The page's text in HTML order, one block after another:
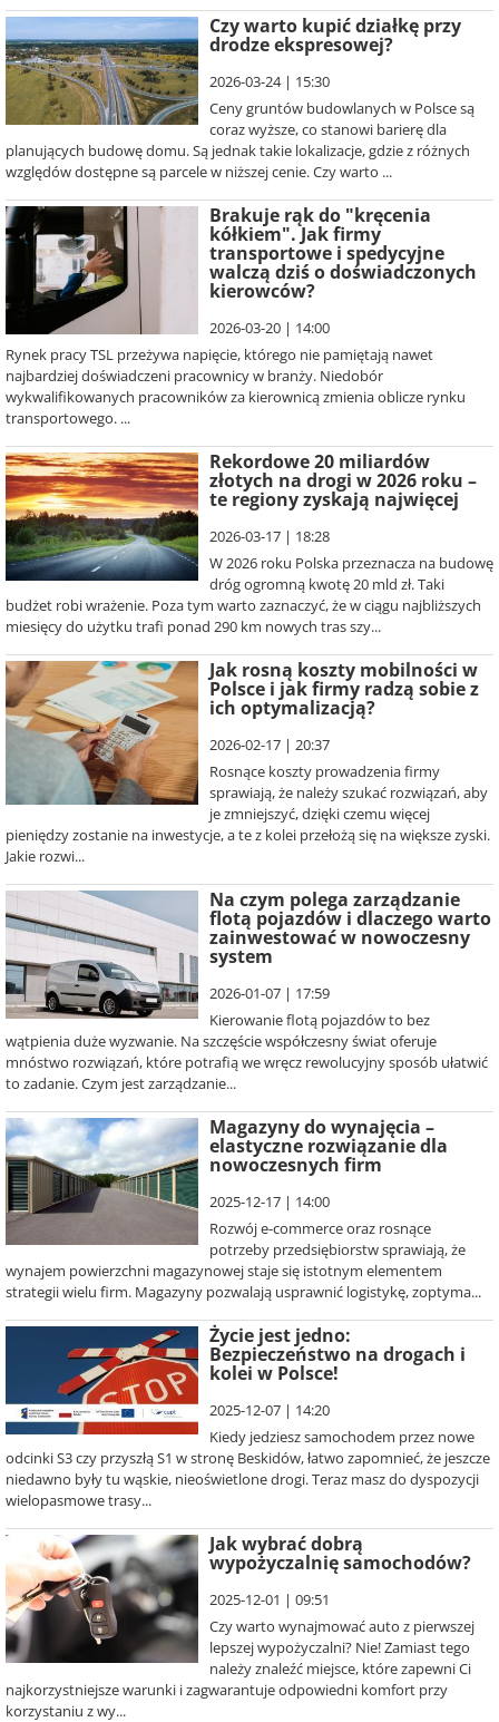
Czy warto kupić działkę przy
drodze ekspresowej?
2026-03-24 | 15:30
Ceny gruntów budowlanych w Polsce są
coraz wyższe, co stanowi barierę dla
planujących budowę domu. Są jednak takie lokalizacje, gdzie z różnych
względów dostępne są parcele w niższej cenie. Czy warto ...
Brakuje rąk do "kręcenia
kółkiem". Jak firmy
transportowe i spedycyjne
walczą dziś o doświadczonych
kierowców?
2026-03-20 | 14:00
Rynek pracy TSL przeżywa napięcie, którego nie pamiętają nawet
najbardziej doświadczeni pracownicy w branży. Niedobór
wykwalifikowanych pracowników za kierownicą zmienia oblicze rynku
transportowego. ...
Rekordowe 20 miliardów
złotych na drogi w 2026 roku –
te regiony zyskają najwięcej
2026-03-17 | 18:28
W 2026 roku Polska przeznacza na budowę
dróg ogromną kwotę 20 mld zł. Taki
budżet robi wrażenie. Poza tym warto zaznaczyć, że w ciągu najbliższych
miesięcy do użytku trafi ponad 290 km nowych tras szy...
Jak rosną koszty mobilności w
Polsce i jak firmy radzą sobie z
ich optymalizacją?
2026-02-17 | 20:37
Rosnące koszty prowadzenia firmy
sprawiają, że należy szukać rozwiązań, aby
je zmniejszyć, dzięki czemu więcej
pieniędzy zostanie na inwestycje, a te z kolei przełożą się na większe zyski.
Jakie rozwi...
Na czym polega zarządzanie
flotą pojazdów i dlaczego warto
zainwestować w nowoczesny
system
2026-01-07 | 17:59
Kierowanie flotą pojazdów to bez
wątpienia duże wyzwanie. Na szczęście współczesny świat oferuje
mnóstwo rozwiązań, które potrafią we wręcz rewolucyjny sposób ułatwić
to zadanie. Czym jest zarządzanie...
Magazyny do wynajęcia –
elastyczne rozwiązanie dla
nowoczesnych firm
2025-12-17 | 14:00
Rozwój e-commerce oraz rosnące
potrzeby przedsiębiorstw sprawiają, że
wynajem powierzchni magazynowej staje się istotnym elementem
strategii wielu firm. Magazyny pozwalają usprawnić logistykę, zoptyma...
Życie jest jedno:
Bezpieczeństwo na drogach i
kolei w Polsce!
2025-12-07 | 14:20
Kiedy jedziesz samochodem przez nowe
odcinki S3 czy przyszłą S1 w stronę Beskidów, łatwo zapomnieć, że jeszcze
niedawno były tu wąskie, nieoświetlone drogi. Teraz masz do dyspozycji
wielopasmowe trasy...
Jak wybrać dobrą
wypożyczalnię samochodów?
2025-12-01 | 09:51
Czy warto wynajmować auto z pierwszej
lepszej wypożyczalni? Nie! Zamiast tego
należy znaleźć miejsce, które zapewni Ci
najkorzystniejsze warunki i zagwarantuje odpowiedni komfort przy
korzystaniu z wy...